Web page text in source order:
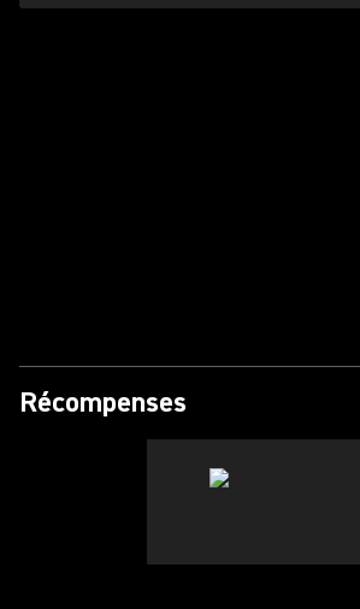
Récompenses